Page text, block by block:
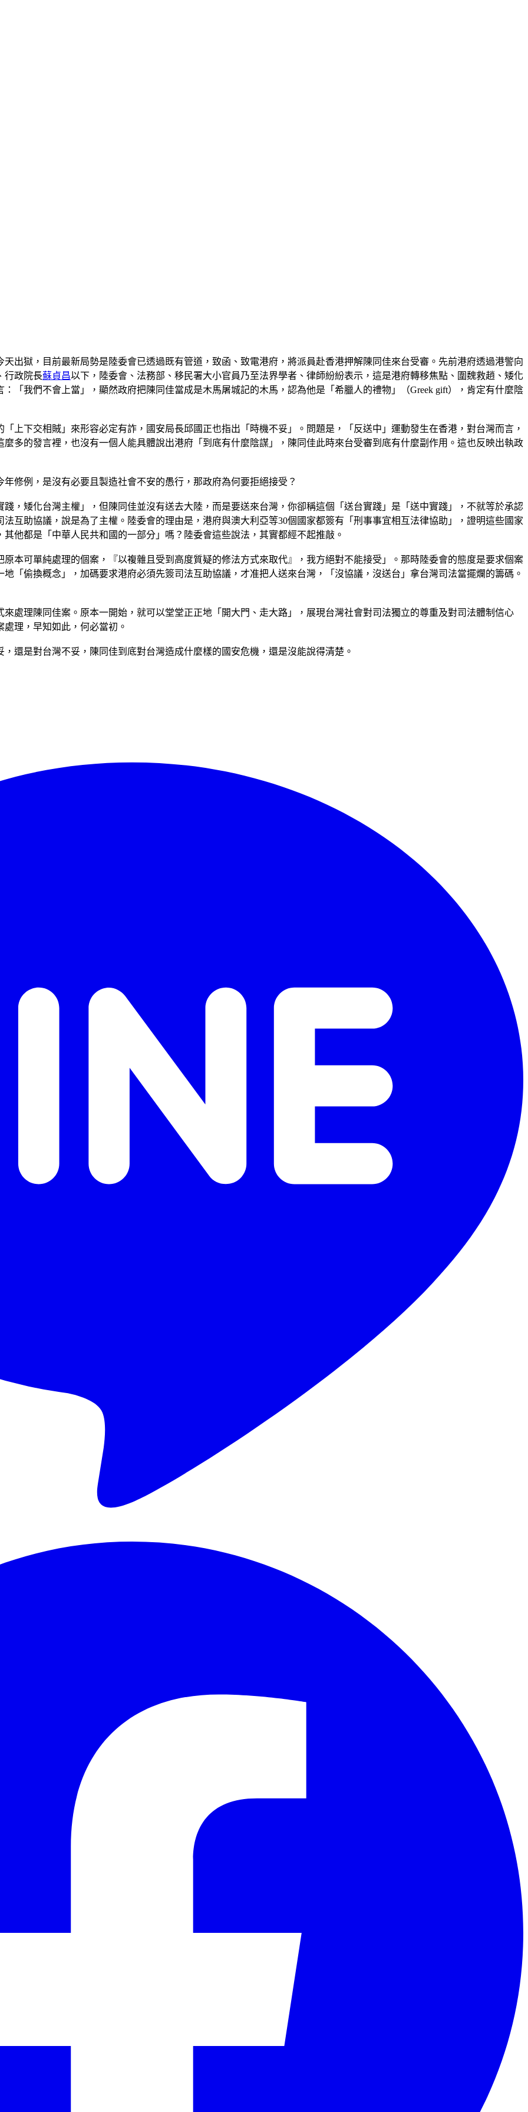
出獄，目前最新局勢是陸委會已透過既有管道，致函、致電港府，將派員赴香港押解陳同佳來台受審。先前港府透過港警向
行政院長蘇貞昌以下，陸委會、法務部、移民署大小官員乃至法界學者、律師紛紛表示，這是港府轉移焦點、圍魏救趙、矮化
「我們不會上當」，顯然政府把陳同佳當成是木馬屠城記的木馬，認為他是「希臘人的禮物」（Greek gift），肯定有什麼陰
上下交相賊」來形容必定有詐，國安局長邱國正也指出「時機不妥」。問題是，「反送中」運動發生在香港，對台灣而言，
多的發言裡，也沒有一個人能具體說出港府「到底有什麼陰謀」，陳同佳此時來台受審到底有什麼副作用。這也反映出執政
修例，是沒有必要且製造社會不安的愚行，那政府為何要拒絕接受？
，矮化台灣主權」，但陳同佳並沒有送去大陸，而是要送來台灣，你卻稱這個「送台實踐」是「送中實踐」，不就等於承認
互助協議，說是為了主權。陸委會的理由是，港府與澳大利亞等30個國家都簽有「刑事事宜相互法律協助」，證明這些國家
他都是「中華人民共和國的一部分」嗎？陸委會這些說法，其實都經不起推敲。
本可單純處理的個案，『以複雜且受到高度質疑的修法方式來取代』，我方絕對不能接受」。那時陸委會的態度是要求個案
「偷換概念」，加碼要求港府必須先簽司法互助協議，才准把人送來台灣，「沒協議，沒送台」拿台灣司法當擺爛的籌碼。
處理陳同佳案。原本一開始，就可以堂堂正正地「開大門、走大路」，展現台灣社會對司法獨立的尊重及對司法體制信心
理，早知如此，何必當初。
還是對台灣不妥，陳同佳到底對台灣造成什麼樣的國安危機，還是沒能說得清楚。